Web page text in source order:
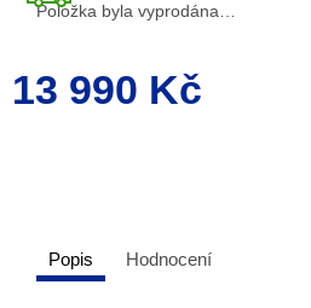
13 990 Kč
Měrná
cena:
Položka byla vyprodána…
Popis Hodnocení